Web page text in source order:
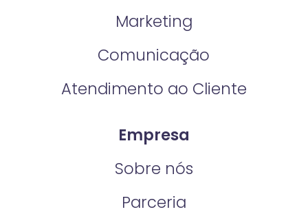
Marketing
Comunicação
Atendimento ao Cliente
Empresa
Sobre nós
Parceria